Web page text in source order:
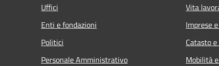
Uffici
Enti e fondazioni
Politici
Personale Amministrativo
Vita
Imprese
Catasto
Mobilità